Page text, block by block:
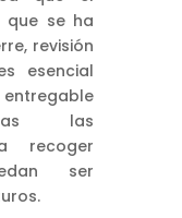
que se ha
revisión
esencial
las
recoger
ser